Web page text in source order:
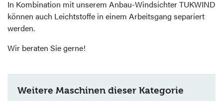
In Kombination mit unserem Anbau-Windsichter TUKWIND
können auch Leichtstoffe in einem Arbeitsgang separiert
werden.
Wir beraten Sie gerne!
Weitere Maschinen dieser Kategorie